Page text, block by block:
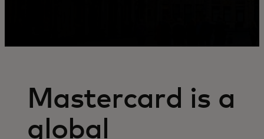
Mastercard is a
global